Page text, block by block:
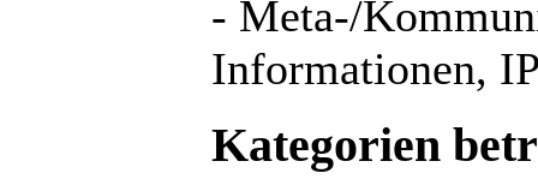
- Meta-/
Informationen,
Kategorien